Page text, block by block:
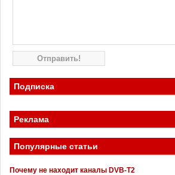
Подписка
Реклама
Популярные статьи
Почему не находит каналы DVB-T2